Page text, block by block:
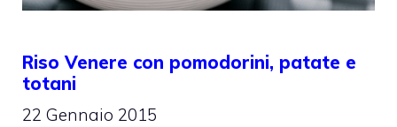
Riso Venere con pomodorini, patate e
totani
22 Gennaio 2015